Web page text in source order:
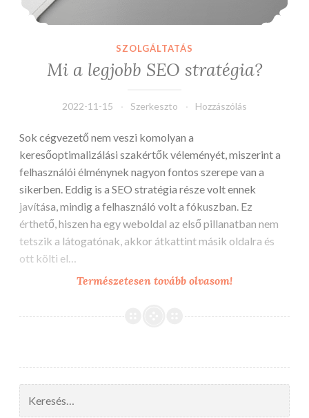
SZOLGÁLTATÁS
Mi a legjobb SEO stratégia?
2022-11-15 Szerkeszto Hozzászólás
Sok cégvezető nem veszi komolyan a
keresőoptimalizálási szakértők véleményét, miszerint a
felhasználói élménynek nagyon fontos szerepe van a
sikerben. Eddig is a SEO stratégia része volt ennek
javítása, mindig a felhasználó volt a fókuszban. Ez
érthető, hiszen ha egy weboldal az első pillanatban nem
tetszik a látogatónak, akkor átkattint másik oldalra és
ott költi el…
Természetesen tovább olvasom!Mi
legjobb